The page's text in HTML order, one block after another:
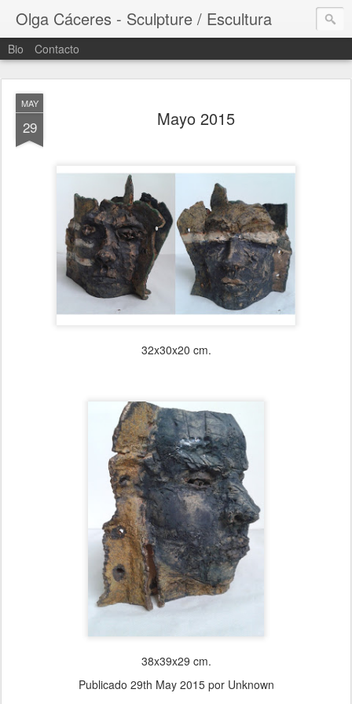
Olga Cáceres - Sculpture / Escultura
Bio Contacto
MAY
29 Mayo 2015
32x30x20 cm.
38x39x29 cm.
Publicado 29th May 2015por Unknown